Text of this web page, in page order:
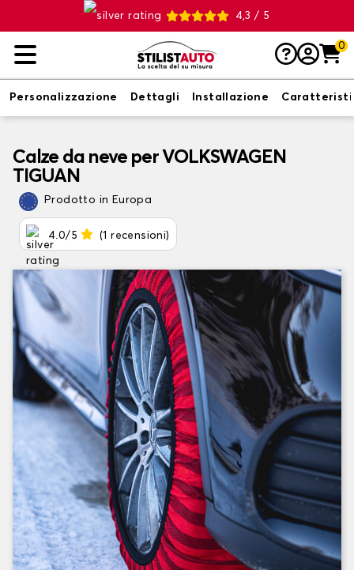
4,3 / 5
0
Personalizzazione Dettagli Installazione
Calze da neve per VOLKSWAGEN
TIGUAN
Prodotto in Europa
4.0/5 (1 recensioni)